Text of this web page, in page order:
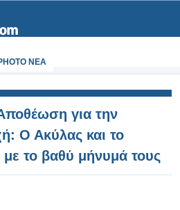
NEA
για την
Ο Ακύλας και το
το βαθύ μήνυμά τους